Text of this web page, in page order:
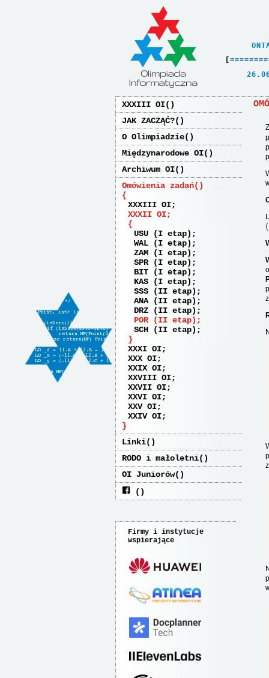
[ ========
XXXIII OI
JAK ZACZĄĆ?
O Olimpiadzie
Międzynarodowe OI
Archiwum OI
Omówienia zadań
XXXIII OI
XXXII OI
USU (I etap)
WAL (I etap)
ZAM (I etap)
SPR (I etap)
BIT (I etap)
KAS (I etap)
SSS (II etap)
ANA (II etap)
DRZ (II etap)
POR (II etap)
SCH (II etap)
XXXI OI
XXX OI
XXIX OI
XXVIII OI
XXVII OI
XXVI OI
XXV OI
XXIV OI
Linki
RODO i małoletni
OI Juniorów
Firmy i instytucje
wspierające
(